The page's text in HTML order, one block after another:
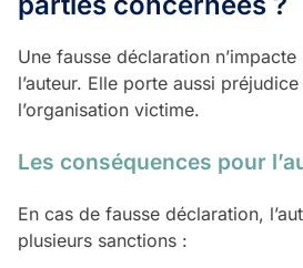
Une fausse déclaration
l’auteur. Elle porte aussi
l’organisation victime.
Les conséquences pour
En cas de fausse déclaration,
plusieurs sanctions :